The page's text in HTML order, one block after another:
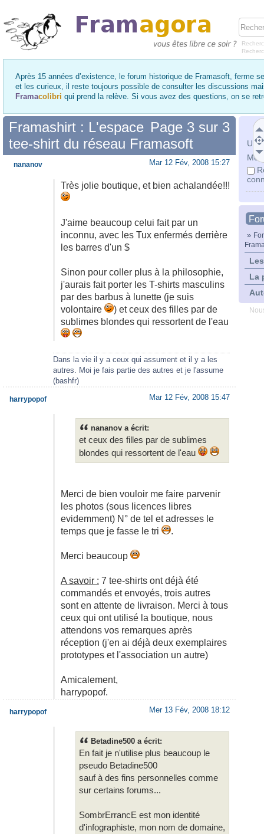
Après 15 années d’existence, le forum historique de Framasoft, ferme
et les curieux, il reste toujours possible de consulter les discussions
Framacolibri qui prend la relève. Si vous avez des questions, on se
Mot
»
La
Page 3 sur 3
Framashirt : L'espace
tee-shirt du réseau Framasoft
Mar 12 Fév, 2008 15:27
Très jolie boutique, et bien achalandée!!!
J'aime beaucoup celui fait par un
inconnu, avec les Tux enfermés derrière
les barres d'un $
Sinon pour coller plus à la philosophie,
j'aurais fait porter les T-shirts masculins
par des barbus à lunette (je suis
volontaire
) et ceux des filles par de
sublimes blondes qui ressortent de l'eau
Dans la vie il y a ceux qui assument et il y a les
autres. Moi je fais partie des autres et je l'assume
(bashfr)
nananov
Mar 12 Fév, 2008 15:47
nananov a écrit:
et ceux des filles par de sublimes
blondes qui ressortent de l'eau
Merci de bien vouloir me faire parvenir
les photos (sous licences libres
evidemment) N° de tel et adresses le
temps que je fasse le tri
.
Merci beaucoup
A savoir : 7 tee-shirts ont déjà été
commandés et envoyés, trois autres
sont en attente de livraison. Merci à tous
ceux qui ont utilisé la boutique, nous
attendons vos remarques après
réception (j'en ai déjà deux exemplaires
prototypes et l'association un autre)
Amicalement,
harrypopof.
harrypopof
Mer 13 Fév, 2008 18:12
Betadine500 a écrit:
En fait je n'utilise plus beaucoup le
pseudo Betadine500
sauf à des fins personnelles comme
sur certains forums...
SombrErrancE est mon identité
d'infographiste, mon nom de domaine,
harrypopof